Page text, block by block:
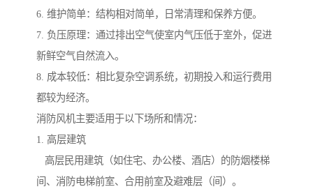
6. 维护简单：结构相对简单，日常清理和保养方便。
7. 负压原理：通过排出空气使室内气压低于室外，促进
新鲜空气自然流入。
8. 成本较低：相比复杂空调系统，初期投入和运行费用
都较为经济。
消防风机主要适用于以下场所和情况：
1. 高层建筑
高层民用建筑（如住宅、办公楼、酒店）的防烟楼梯
间、消防电梯前室、合用前室及避难层（间）。